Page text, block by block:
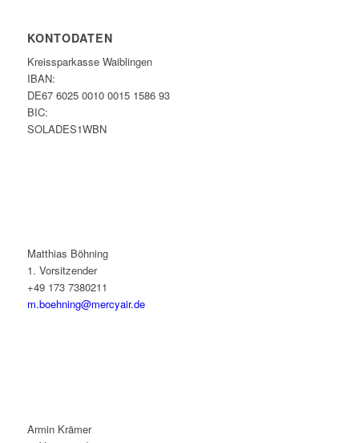
KONTODATEN
Kreissparkasse Waiblingen
IBAN:
DE67 6025 0010 0015 1586 93
BIC:
SOLADES1WBN
Matthias Böhning
1. Vorsitzender
+49 173 7380211
m.boehning@mercyair.de
Armin Krämer